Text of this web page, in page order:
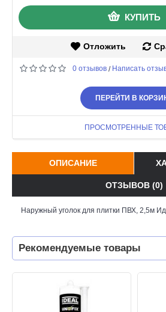
КУПИТЬ
Отложить
0 отзывов / Написать
ПЕРЕЙТИ В
ПРОСМОТРЕННЫЕ
ОПИСАНИЕ
ОТЗЫВОВ (0)
Наружный уголок для плитки ПВХ, 2,5м
Рекомендуемые товары